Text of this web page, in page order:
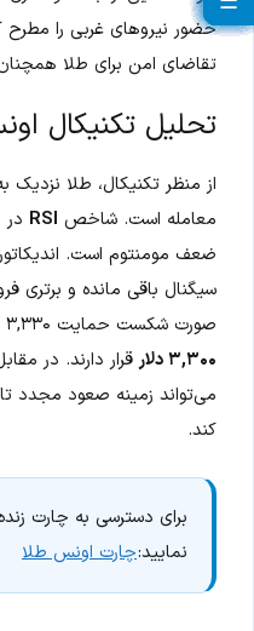
حضور نیروهای غربی را
تقاضای امن برای طلا
تحلیل تکنیکال
از منظر تکنیکال، طلا
معامله است. شاخص RSI
ضعف مومنتوم است. اندیکاتور
سیگنال باقی مانده و برتری
صورت شکست حمایت ۳,۳۳۰ دلار، اهداف بعدی در
۳,۳۰۰ دلار
قرار دارند. در
می‌تواند زمینه صعود مجدد تا
کند.
برای دسترسی به چارت
نمایید:چارت اونس طلا